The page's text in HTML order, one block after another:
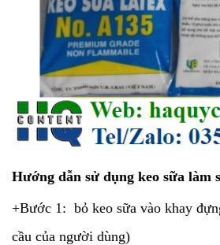
Hướng dẫn sử dụng keo sữa làm
+Bước 1: bỏ keo sữa vào khay
cầu của người dùng)